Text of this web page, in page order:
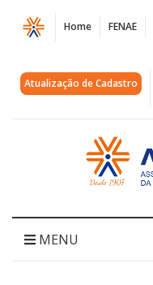
Página
WhatsApp
Image
11.27.56
Home FENAE
Atualização de Cadastro
Acessar
página
inicial
MENU